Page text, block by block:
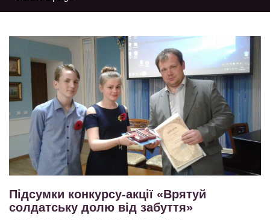
Підсумки конкурсу-акції «Врятуй
солдатську долю від забуття»